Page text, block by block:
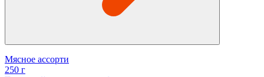
Мясное ассорти
250 г